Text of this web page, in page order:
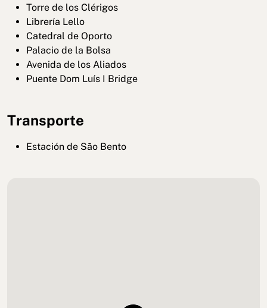
Torre de los Clérigos
Librería Lello
Catedral de Oporto
Palacio de la Bolsa
Avenida de los Aliados
Puente Dom Luís I Bridge
Transporte
Estación de São Bento